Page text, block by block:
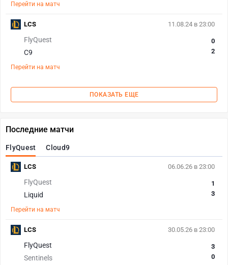
Перейти на матч
11.08.24 в 23:00
FlyQuest
C9
0
2
Перейти на матч
LCS
ПОКАЗАТЬ ЕЩЕ
Последние матчи
FlyQuest Cloud9
06.06.26 в 23:00
FlyQuest
Liquid
1
3
Перейти на матч
LCS
30.05.26 в 23:00
FlyQuest
Sentinels
3
0
LCS